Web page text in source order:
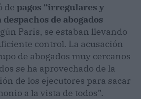
de pagos “irregulares y
de abogados
Paris, se estaban llevando
control. La acusación
de abogados muy cercanos
se ha aprovechado de la
de los ejecutores para sacar
a la vista de todos”.